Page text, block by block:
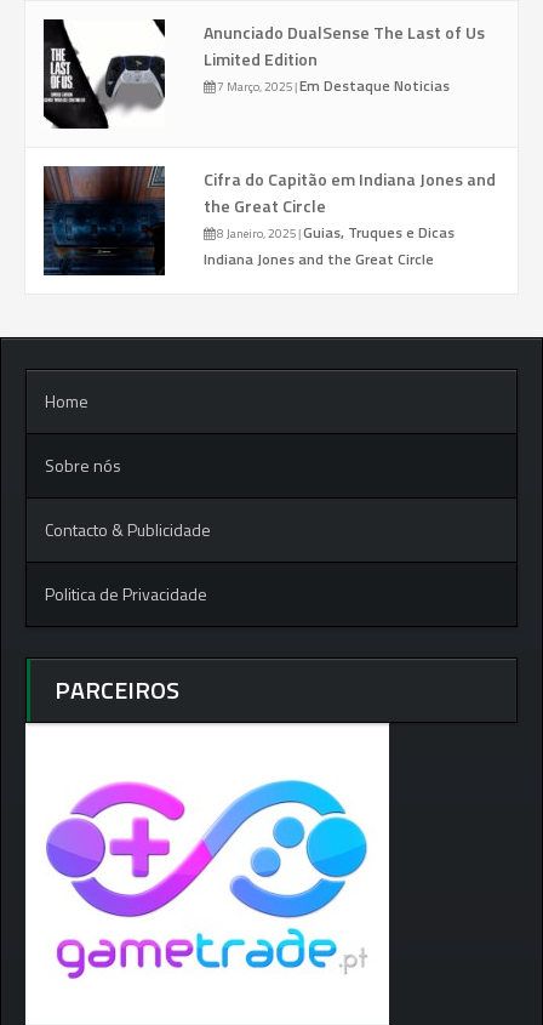
Anunciado DualSense The Last of Us
Limited Edition
7 Março, 2025|Em Destaque Noticias
Cifra do Capitão em Indiana Jones and
the Great Circle
8 Janeiro, 2025|Guias, Truques e Dicas
Indiana Jones and the Great Circle
Home
Sobre nós
Contacto & Publicidade
Politica de Privacidade
PARCEIROS